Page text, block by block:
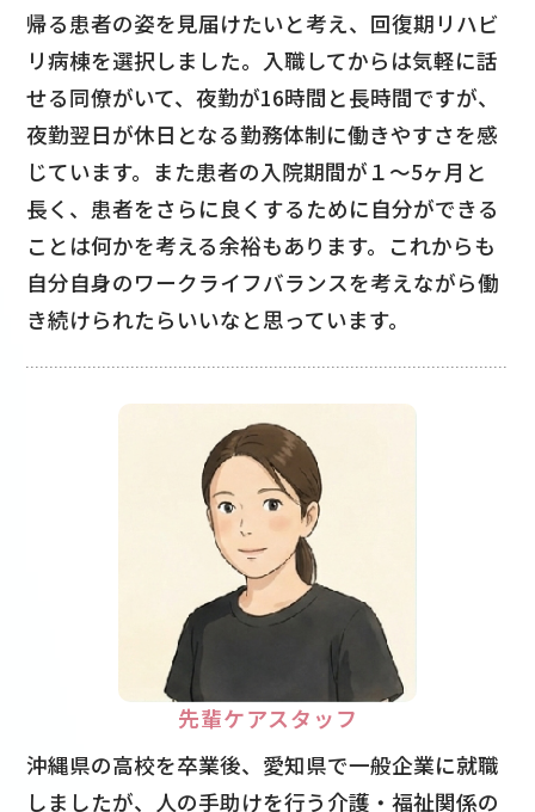
帰る患者の姿を見届けたいと考え、回復期リハビ
リ病棟を選択しました。入職してからは気軽に話
せる同僚がいて、夜勤が16時間と長時間ですが、
夜勤翌日が休日となる勤務体制に働きやすさを感
じています。また患者の入院期間が１～5ヶ月と
長く、患者をさらに良くするために自分ができる
ことは何かを考える余裕もあります。これからも
自分自身のワークライフバランスを考えながら働
き続けられたらいいなと思っています。
先輩ケアスタッフ
沖縄県の高校を卒業後、愛知県で一般企業に就職
しましたが、人の手助けを行う介護・福祉関係の